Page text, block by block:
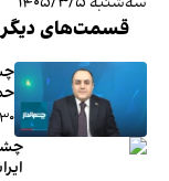
قسمت‌های دیگر